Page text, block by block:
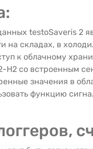
testoSaveris
на складах, в
к облачному
со встроенным
значения в
функцию